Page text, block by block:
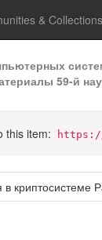
& Collections
59-й
this item:
криптосистеме